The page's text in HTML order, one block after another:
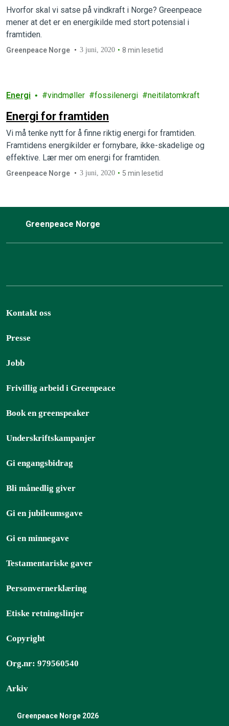
Hvorfor skal vi satse på vindkraft i Norge? Greenpeace
mener at det er en energikilde med stort potensial i
framtiden.
Greenpeace Norge 3 juni, 2020 8 min lesetid
Energi vindmøller fossilenergi neitilatomkraft
Energi for framtiden
Vi må tenke nytt for å finne riktig energi for framtiden.
Framtidens energikilder er fornybare, ikke-skadelige og
effektive. Lær mer om energi for framtiden.
Greenpeace Norge 3 juni, 2020 5 min lesetid
Greenpeace Norge
Kontakt oss
Presse
Jobb
Frivillig arbeid i Greenpeace
Book en greenspeaker
Underskriftskampanjer
Gi engangsbidrag
Bli månedlig giver
Gi en jubileumsgave
Gi en minnegave
Testamentariske gaver
Personvernerklæring
Etiske retningslinjer
Copyright
Org.nr: 979560540
Arkiv
Greenpeace Norge 2026